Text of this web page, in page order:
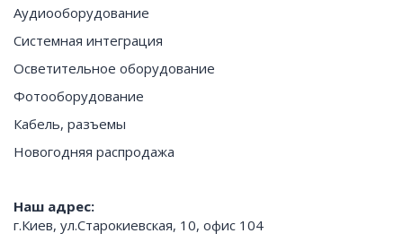
Аудиооборудование
Системная интеграция
Осветительное оборудование
Фотооборудование
Кабель, разъемы
Новогодняя распродажа
Наш адрес:
г.Киев, ул.Старокиевская, 10, офис 104